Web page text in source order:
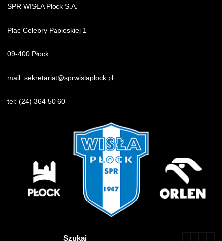
SPR WISŁA Płock S.A.
Plac Celebry Papieskiej 1
09-400 Płock
mail: sekretariat@sprwislaplock.pl
tel: (24) 364 50 60
Szukaj